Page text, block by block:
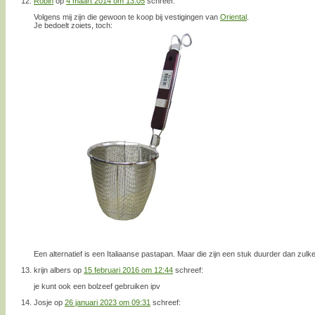
Volgens mij zijn die gewoon te koop bij vestigingen van Oriental
Je bedoelt zoiets, toch:
Een alternatief is een Italiaanse pastapan. Maar die zijn een stuk duurder dan
krijn albers op 15 februari 2016 om 12:44 schreef:
je kunt ook een bolzeef gebruiken ipv
Josje op 26 januari 2023 om 09:31 schreef: